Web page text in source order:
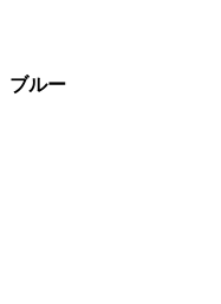
ブルー